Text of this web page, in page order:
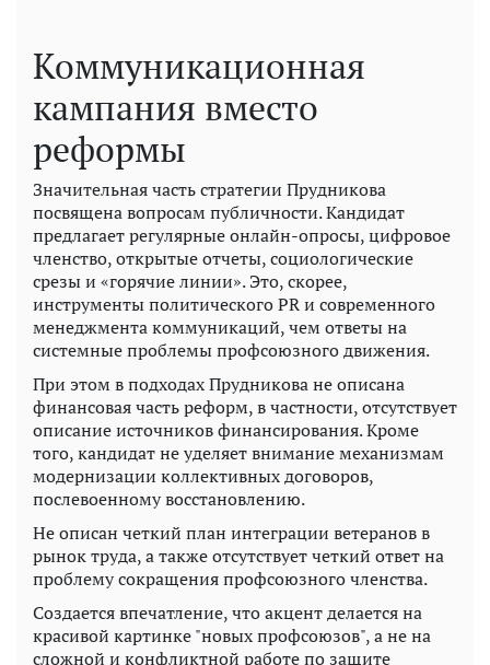
Коммуникационная
кампания вместо
реформы
Значительная часть стратегии Прудникова
посвящена вопросам публичности. Кандидат
предлагает регулярные онлайн-опросы, цифровое
членство, открытые отчеты, социологические
срезы и «горячие линии». Это, скорее,
инструменты политического PR и современного
менеджмента коммуникаций, чем ответы на
системные проблемы профсоюзного движения.
При этом в подходах Прудникова не описана
финансовая часть реформ, в частности, отсутствует
описание источников финансирования. Кроме
того, кандидат не уделяет внимание механизмам
модернизации коллективных договоров,
послевоенному восстановлению.
Не описан четкий план интеграции ветеранов в
рынок труда, а также отсутствует четкий ответ на
проблему сокращения профсоюзного членства.
Создается впечатление, что акцент делается на
красивой картинке "новых профсоюзов", а не на
сложной и конфликтной работе по защите